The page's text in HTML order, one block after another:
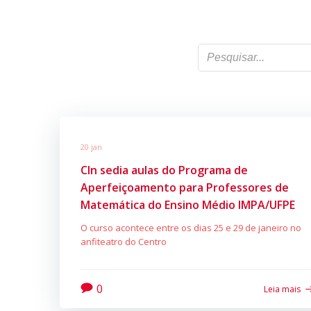
20 jan
CIn sedia aulas do Programa de
Aperfeiçoamento para Professores de
Matemática do Ensino Médio IMPA/UFPE
O curso acontece entre os dias 25 e 29 de janeiro no
anfiteatro do Centro
0 Leia mais